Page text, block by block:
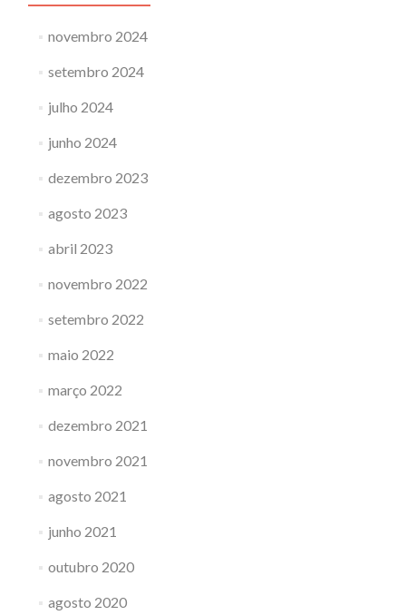
novembro 2024
setembro 2024
julho 2024
junho 2024
dezembro 2023
agosto 2023
abril 2023
novembro 2022
setembro 2022
maio 2022
março 2022
dezembro 2021
novembro 2021
agosto 2021
junho 2021
outubro 2020
agosto 2020